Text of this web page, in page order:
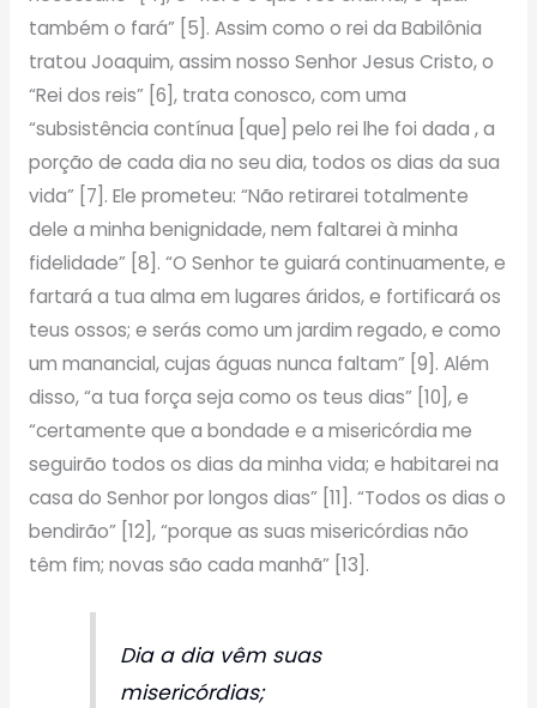
também o fará” [5]. Assim como o rei da Babilônia
tratou Joaquim, assim nosso Senhor Jesus Cristo, o
“Rei dos reis” [6], trata conosco, com uma
“subsistência contínua [que] pelo rei lhe foi dada , a
porção de cada dia no seu dia, todos os dias da sua
vida” [7]. Ele prometeu: “Não retirarei totalmente
dele a minha benignidade, nem faltarei à minha
fidelidade” [8]. “O Senhor te guiará continuamente, e
fartará a tua alma em lugares áridos, e fortificará os
teus ossos; e serás como um jardim regado, e como
um manancial, cujas águas nunca faltam” [9]. Além
disso, “a tua força seja como os teus dias” [10], e
“certamente que a bondade e a misericórdia me
seguirão todos os dias da minha vida; e habitarei na
casa do Senhor por longos dias” [11]. “Todos os dias o
bendirão” [12], “porque as suas misericórdias não
têm fim; novas são cada manhã” [13].
Dia a dia vêm suas
misericórdias;